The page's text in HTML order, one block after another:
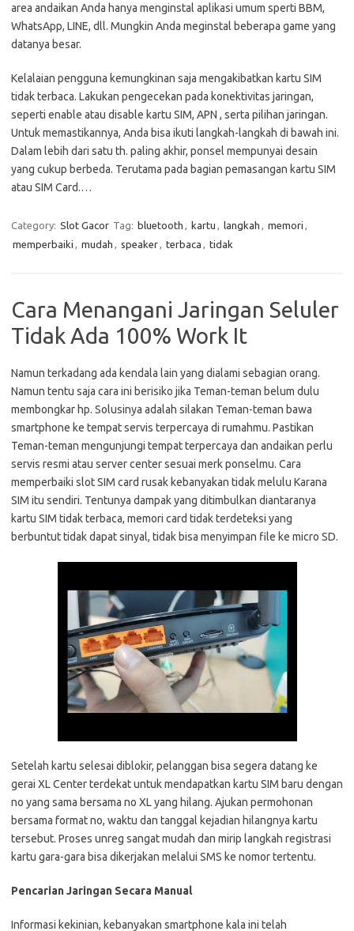
area andaikan Anda hanya menginstal aplikasi umum sperti BBM,
WhatsApp, LINE, dll. Mungkin Anda meginstal beberapa game yang
datanya besar.
Kelalaian pengguna kemungkinan saja mengakibatkan kartu SIM
tidak terbaca. Lakukan pengecekan pada konektivitas jaringan,
seperti enable atau disable kartu SIM, APN , serta pilihan jaringan.
Untuk memastikannya, Anda bisa ikuti langkah-langkah di bawah ini.
Dalam lebih dari satu th. paling akhir, ponsel mempunyai desain
yang cukup berbeda. Terutama pada bagian pemasangan kartu SIM
atau SIM Card.…
Category: Slot Gacor Tag: bluetooth kartu langkah memori
memperbaiki
mudah speaker terbaca tidak
Cara Menangani Jaringan Seluler
Tidak Ada 100% Work It
Namun terkadang ada kendala lain yang dialami sebagian orang.
Namun tentu saja cara ini berisiko jika Teman-teman belum dulu
membongkar hp. Solusinya adalah silakan Teman-teman bawa
smartphone ke tempat servis terpercaya di rumahmu. Pastikan
Teman-teman mengunjungi tempat terpercaya dan andaikan perlu
servis resmi atau server center sesuai merk ponselmu. Cara
memperbaiki slot SIM card rusak kebanyakan tidak melulu Karana
SIM itu sendiri. Tentunya dampak yang ditimbulkan diantaranya
kartu SIM tidak terbaca, memori card tidak terdeteksi yang
berbuntut tidak dapat sinyal, tidak bisa menyimpan file ke micro SD.
Setelah kartu selesai diblokir, pelanggan bisa segera datang ke
gerai XL Center terdekat untuk mendapatkan kartu SIM baru dengan
no yang sama bersama no XL yang hilang. Ajukan permohonan
bersama format no, waktu dan tanggal kejadian hilangnya kartu
tersebut. Proses unreg sangat mudah dan mirip langkah registrasi
kartu gara-gara bisa dikerjakan melalui SMS ke nomor tertentu.
Pencarian Jaringan Secara Manual
Informasi kekinian, kebanyakan smartphone kala ini telah